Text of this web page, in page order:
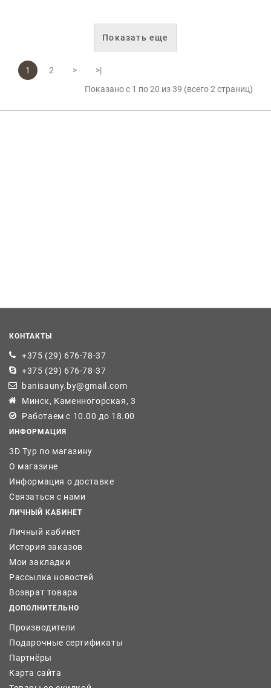
Показать еще
1 2 >
>|
Показано с 1 по 20 из 39 (всего 2 страниц)
КОНТАКТЫ
+375 (29) 676-78-37
+375 (29) 676-78-37
banisauny.by@gmail.com
Минск, Каменногорская, 3
Работаем с 10.00 до 18.00
ИНФОРМАЦИЯ
3D Тур по магазину
О магазине
Информация о доставке
Связаться с нами
ЛИЧНЫЙ КАБИНЕТ
Личный кабинет
История заказов
Мои закладки
Рассылка новостей
Возврат товара
ДОПОЛНИТЕЛЬНО
Производители
Подарочные сертификаты
Партнёры
Карта сайта